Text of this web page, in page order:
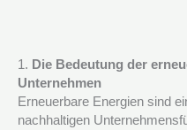
1. Die Bedeutung der
Unternehmen
Erneuerbare Energien sind
nachhaltigen